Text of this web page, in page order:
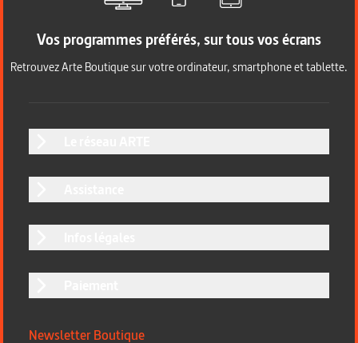
Vos programmes préférés, sur tous vos écrans
Retrouvez Arte Boutique sur votre ordinateur, smartphone et tablette.
Newsletter Boutique